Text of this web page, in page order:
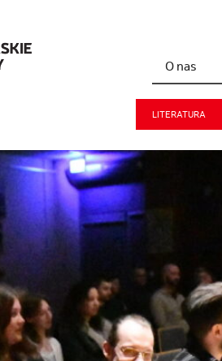
O nas
LITERATURA